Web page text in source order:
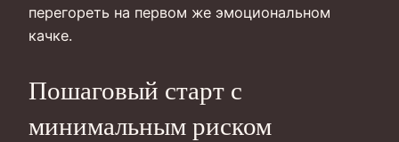
перегореть на первом же эмоциональном
качке.
Пошаговый старт с
минимальным риском